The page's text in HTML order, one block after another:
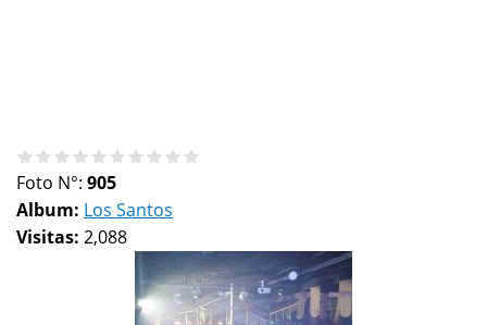
Foto N°: 905
Album: Los Santos
Visitas: 2,088